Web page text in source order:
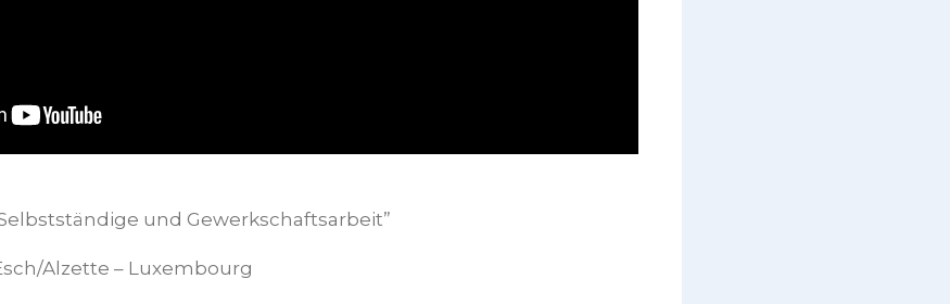
und Gewerkschaftsarbeit”
Alzette – Luxembourg